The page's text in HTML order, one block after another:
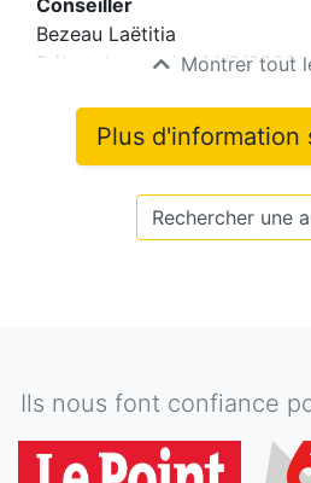
Conseiller
Bezeau Laëtitia
Début du mandat14/2/2026
Montrer tout
Plus d'information
Rechercher une
Ils nous font confiance